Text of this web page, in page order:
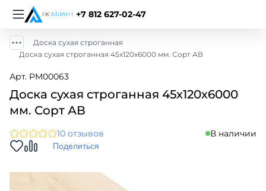
+7 812 627-02-47
Доска сухая строганная
Доска сухая строганная 45х120х6000 мм. Сорт АВ
Арт. PM00063
Доска сухая строганная 45х120х6000
мм. Сорт АВ
10 отзывов В наличии
Поделиться